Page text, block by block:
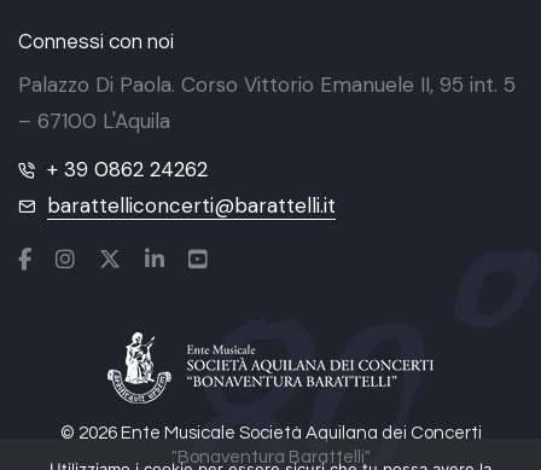
© 2026 Ente Musicale Società Aquilana dei Concerti
"Bonaventura Barattelli"
Connessi con noi
Palazzo Di Paola. Corso Vittorio Emanuele II, 95 int. 5
– 67100 L'Aquila
+ 39 0862 24262
barattelliconcerti@barattelli.it